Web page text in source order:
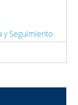
y Seguimiento